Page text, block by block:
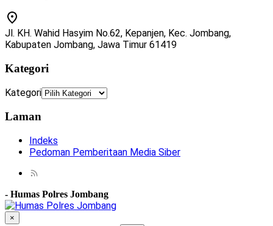
Jl. KH. Wahid Hasyim No.62, Kepanjen, Kec. Jombang,
Kabupaten Jombang, Jawa Timur 61419
Kategori
Kategori
Laman
Indeks
Pedoman Pemberitaan Media Siber
- Humas Polres Jombang
×